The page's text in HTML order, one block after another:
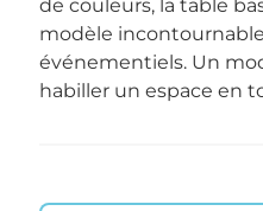
de couleurs, la table
modèle
événementiels. Un
habiller un espace en